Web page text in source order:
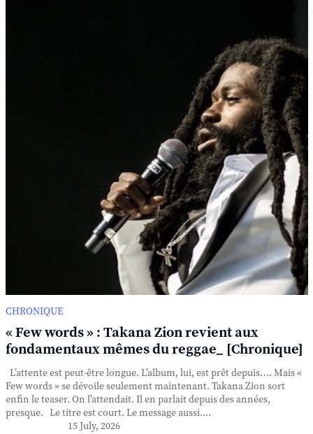
CHRONIQUE
« Few words » : Takana Zion revient aux
fondamentaux mêmes du reggae_ [Chronique]
L’attente est peut-être longue. L’album, lui, est prêt depuis…. Mais «
Few words » se dévoile seulement maintenant. Takana Zion sort
enfin le teaser. On l’attendait. Il en parlait depuis des années,
presque. Le titre est court. Le message aussi....
15 July, 2026